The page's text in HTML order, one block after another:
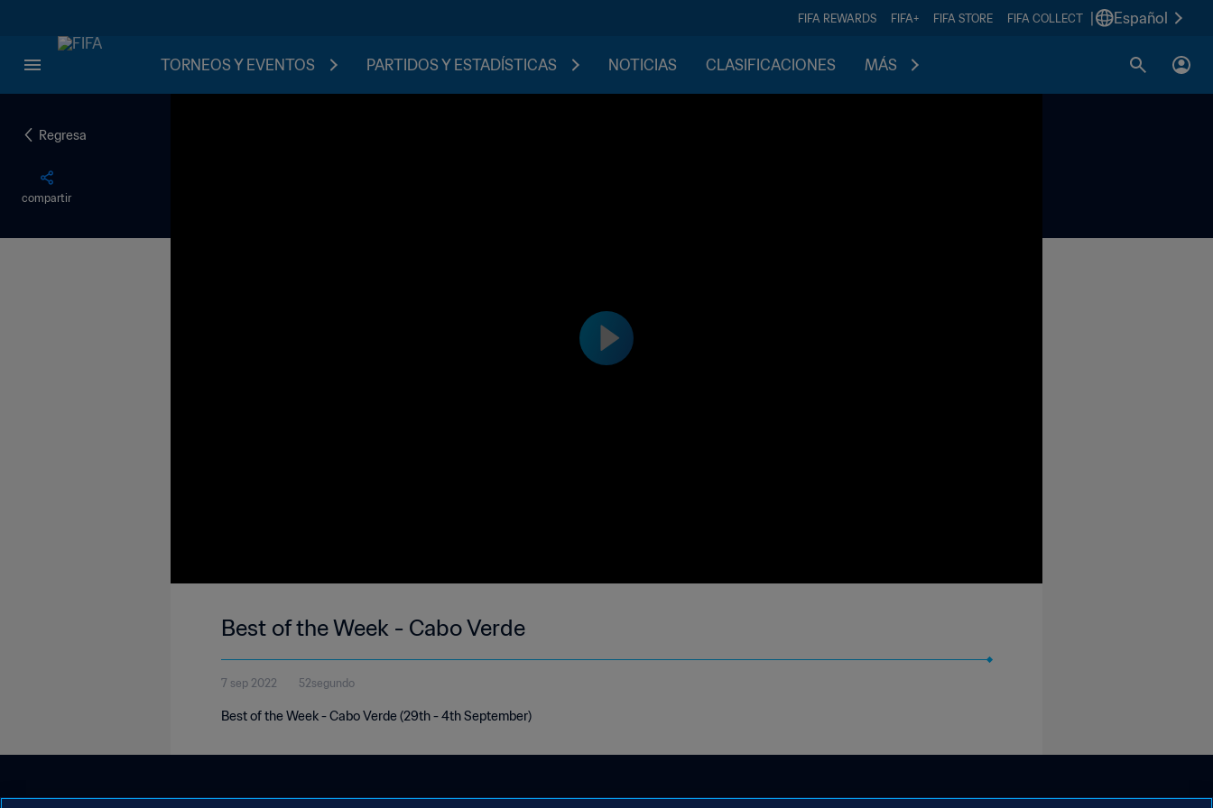
FIFA REWARDS FIFA+ FIFA STORE FIFA COLLECT Español
TORNEOS Y EVENTOS PARTIDOS Y ESTADÍSTICAS NOTICIAS CLASIFICACIONES MÁS
Regresa
compartir
Best of the Week - Cabo Verde
7 sep 2022 52segundo
Best of the Week - Cabo Verde (29th - 4th September)